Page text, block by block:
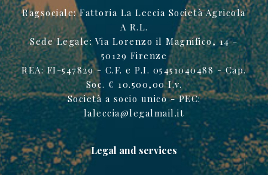
Ragsociale: Fattoria La Leccia Società Agricola
A R.L.
Sede Legale: Via Lorenzo il Magnifico, 14 -
50129 Firenze
REA: FI-547829 - C.F. e P.I. 05451040488 - Cap.
Soc. € 10.500,00 I.v.
Società a socio unico - PEC:
laleccia@legalmail.it
Legal and services